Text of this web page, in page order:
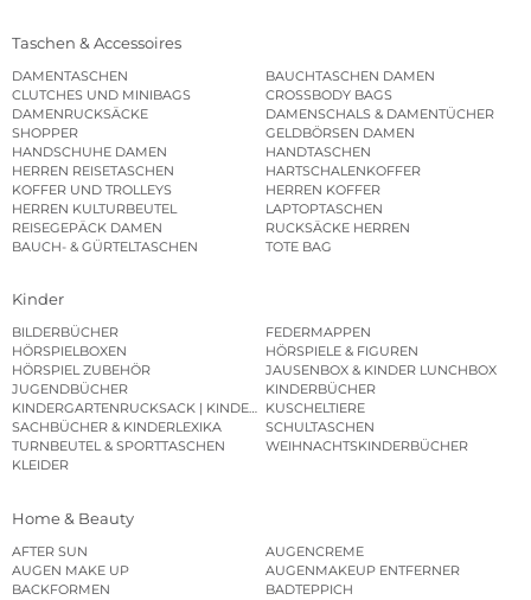
Taschen & Accessoires
DAMENTASCHEN
BAUCHTASCHEN DAMEN
CLUTCHES UND MINIBAGS
CROSSBODY BAGS
DAMENRUCKSÄCKE
DAMENSCHALS & DAMENTÜCHER
SHOPPER
GELDBÖRSEN DAMEN
HANDSCHUHE DAMEN
HANDTASCHEN
HERREN REISETASCHEN
HARTSCHALENKOFFER
KOFFER UND TROLLEYS
HERREN KOFFER
HERREN KULTURBEUTEL
LAPTOPTASCHEN
REISEGEPÄCK DAMEN
RUCKSÄCKE HERREN
BAUCH- & GÜRTELTASCHEN
TOTE BAG
Kinder
BILDERBÜCHER
FEDERMAPPEN
HÖRSPIELBOXEN
HÖRSPIELE & FIGUREN
HÖRSPIEL ZUBEHÖR
JAUSENBOX & KINDER LUNCHBOX
JUGENDBÜCHER
KINDERBÜCHER
KINDERGARTENRUCKSACK | KINDERGARTENBEUTEL
KUSCHELTIERE
SACHBÜCHER & KINDERLEXIKA
SCHULTASCHEN
TURNBEUTEL & SPORTTASCHEN
WEIHNACHTSKINDERBÜCHER
KLEIDER
Home & Beauty
AFTER SUN
AUGENCREME
AUGEN MAKE UP
AUGENMAKEUP ENTFERNER
BACKFORMEN
BADTEPPICH